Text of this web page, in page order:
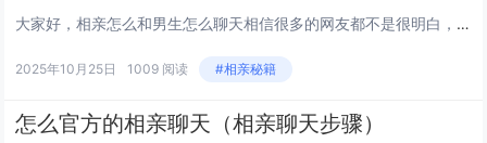
大家好，相亲怎么和男生怎么聊天相信很多的网友都不是很明白，包括相亲怎么和男的聊天也是一样，不过没有关系，接下来就来为大家分享关于相亲怎么和男生怎么聊天和相亲怎么和男的聊天的一些知识点，大家可以关注收藏，免得下次来找不到哦，下面我们开始吧！...
2025年10月25日 1009 阅读 #相亲秘籍
怎么官方的相亲聊天（相亲聊天步骤）